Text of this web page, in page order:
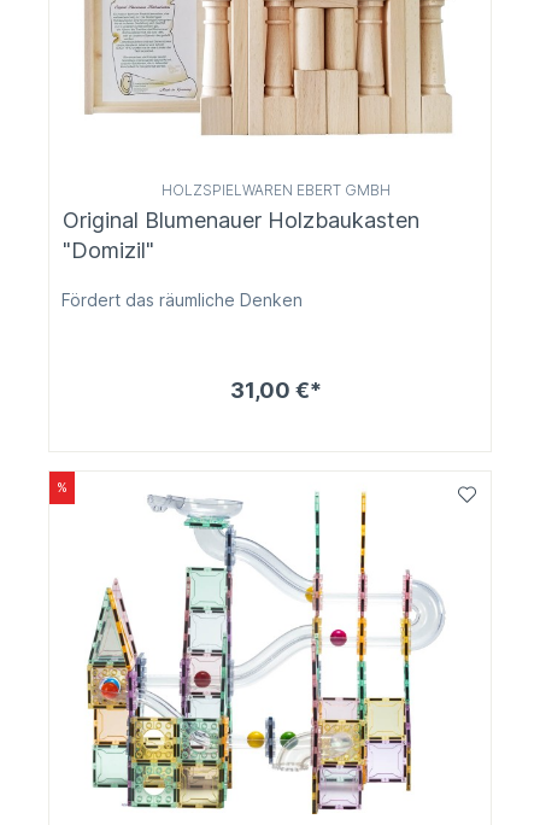
HOLZSPIELWAREN EBERT GMBH
Original Blumenauer Holzbaukasten
"Domizil"
Fördert das räumliche Denken
31,00 €*
%